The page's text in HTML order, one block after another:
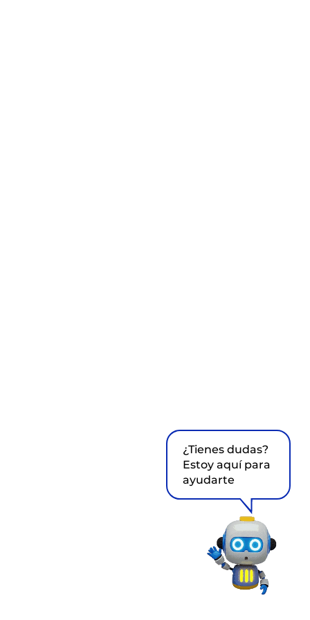
¿Tienes dudas?
Estoy aquí para
ayudarte